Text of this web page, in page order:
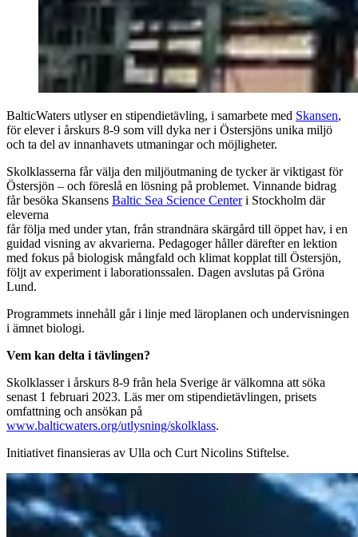
BalticWaters utlyser en stipendietävling, i samarbete med Skansen,
för elever i årskurs 8-9 som vill dyka ner i Östersjöns unika miljö
och ta del av innanhavets utmaningar och möjligheter.
Skolklasserna får välja den miljöutmaning de tycker är viktigast för
Östersjön – och föreslå en lösning på problemet. Vinnande bidrag
får besöka Skansens Baltic Sea Science Centeri Stockholm där
eleverna
får följa med under ytan, från strandnära skärgård till öppet hav, i en
guidad visning av akvarierna. Pedagoger håller därefter en lektion
med fokus på biologisk mångfald och klimat kopplat till Östersjön,
följt av experiment i laborationssalen. Dagen avslutas på Gröna
Lund.
Programmets innehåll går i linje med läroplanen och undervisningen
i ämnet biologi.
Vem kan delta i tävlingen?
Skolklasser i årskurs 8-9 från hela Sverige är välkomna att söka
senast 1 februari 2023. Läs mer om stipendietävlingen, prisets
omfattning och ansökan på
www.balticwaters.org/utlysning/skolklass.
Initiativet finansieras av Ulla och Curt Nicolins Stiftelse.